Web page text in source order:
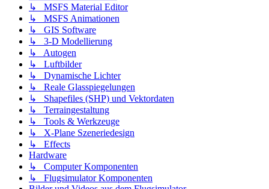
↳ MSFS Material Editor
↳ MSFS Animationen
↳ GIS Software
↳ 3-D Modellierung
↳ Autogen
↳ Luftbilder
↳ Dynamische Lichter
↳ Reale Glasspiegelungen
↳ Shapefiles (SHP) und Vektordaten
↳ Terraingestaltung
↳ Tools & Werkzeuge
↳ X-Plane Szeneriedesign
↳ Effects
Hardware
↳ Computer Komponenten
↳ Flugsimulator Komponenten